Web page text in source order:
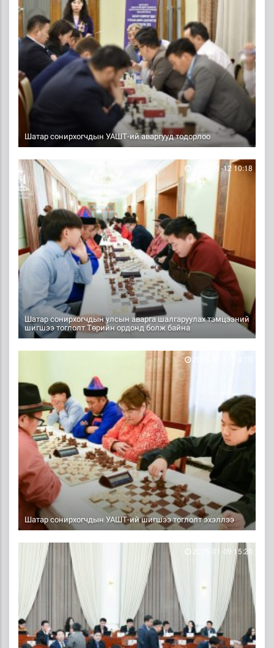
Шатар сонирхогчдын УАШТ-ий аваргууд тодорлоо
Шатар сонирхогчдын улсын аварга шалгаруулах тэмцээний
шигшээ тоглолт Төрийн ордонд болж байна
2025-01-12 10:18
Шатар сонирхогчдын УАШТ-ий шигшээ тоглолт эхэллээ
2025-01-11 14:10
2025-01-09 15:20